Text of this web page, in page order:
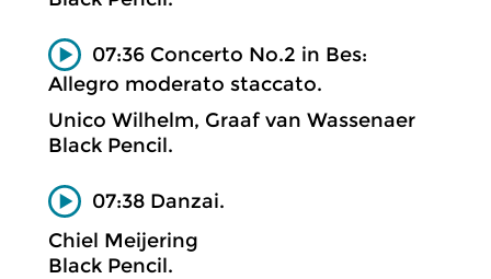
07:36 Concerto No.2 in Bes:
Allegro moderato staccato.
Unico Wilhelm, Graaf van Wassenaer
Black Pencil.
07:38 Danzai.
Chiel Meijering
Black Pencil.